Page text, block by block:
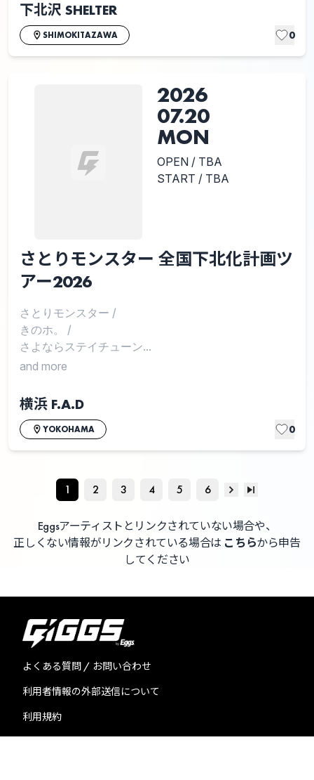
下北沢 SHELTER
SHIMOKITAZAWA 0
2026
07.20
MON
OPEN / TBA
START / TBA
さとりモンスター 全国下北化計画ツ
アー2026
さとりモンスター /
きのホ。 /
さよならステイチューン...
and more
横浜 F.A.D
YOKOHAMA 0
1 2 3 4 5 6
Eggsアーティストとリンクされていない場合や、
正しくない情報がリンクされている場合は こちらから申告
してください
よくある質問 / お問い合わせ
利用者情報の外部送信について
利用規約